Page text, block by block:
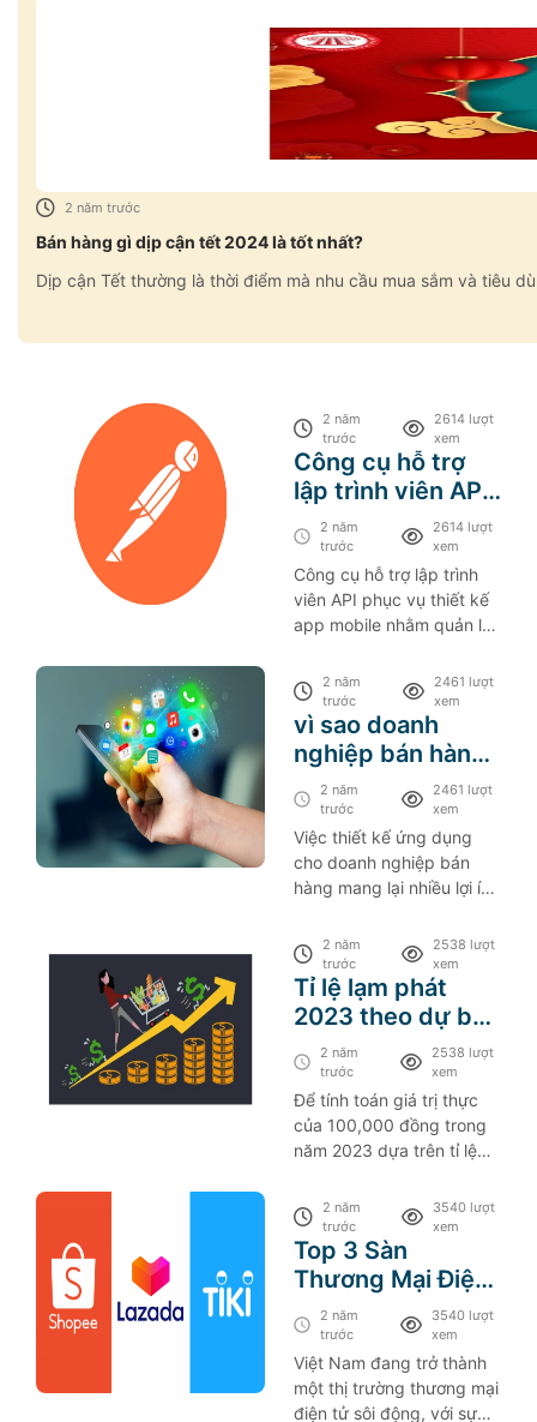
2 năm trước
Bán hàng gì dịp cận tết 2024 là tốt nhất?
Dịp cận Tết thường là thời điểm mà nhu cầu mua sắm và tiêu
2 năm
trước
2614 lượt
xem
Công cụ hỗ trợ
lập trình viên API
phục vụ thiết kế
app mobile nhằm
quản lý, test, và
sử dụng API
2 năm
trước
2614 lượt
xem
Công cụ hỗ trợ lập trình
viên API phục vụ thiết kế
app mobile nhằm quản lý,
2 năm
trước
2461 lượt
xem
vì sao doanh
nghiệp bán hàng
cần thiết kế app
mobile?
2 năm
trước
2461 lượt
xem
Việc thiết kế ứng dụng
cho doanh nghiệp bán
hàng mang lại nhiều lợi ích
trong thời đại số hóa ngày
nay.
2 năm
trước
2538 lượt
xem
Tỉ lệ lạm phát
2023 theo dự báo
tăng 3,4%
2 năm
trước
2538 lượt
xem
Để tính toán giá trị thực
của 100,000 đồng trong
năm 2023 dựa trên tỉ lệ
và tỉ lệ lạm phát:
2 năm
trước
3540 lượt
xem
Top 3 Sàn
Thương Mại Điện
Tử Việt Nam Năm
2023
2 năm
trước
3540 lượt
xem
Việt Nam đang trở thành
một thị trường thương mại
điện tử sôi động, với sự